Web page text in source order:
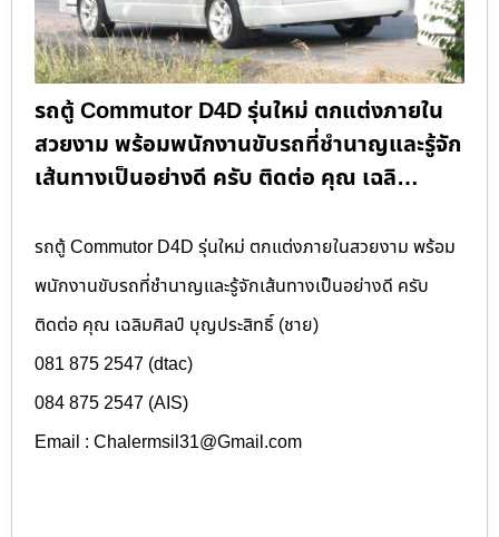
รถตู้ Commutor D4D รุ่นใหม่ ตกแต่งภายใน
สวยงาม พร้อมพนักงานขับรถที่ชำนาญและรู้จัก
เส้นทางเป็นอย่างดี ครับ ติดต่อ คุณ เฉลิ…
รถตู้ Commutor D4D รุ่นใหม่ ตกแต่งภายในสวยงาม พร้อม
พนักงานขับรถที่ชำนาญและรู้จักเส้นทางเป็นอย่างดี ครับ
ติดต่อ คุณ เฉลิมศิลป์ บุญประสิทธิ์ (ชาย)
081 875 2547 (dtac)
084 875 2547 (AIS)
Email : Chalermsil31@Gmail.com